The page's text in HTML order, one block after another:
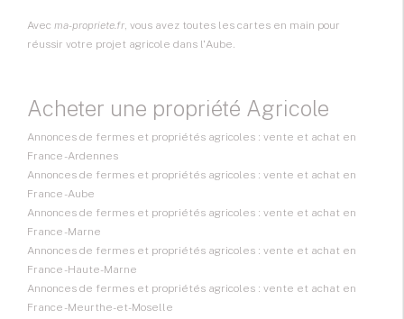
Avec ma-propriete.fr, vous avez toutes les cartes en main pour
réussir votre projet agricole dans l'Aube.
Acheter une propriété Agricole
Annonces de fermes et propriétés agricoles : vente et achat en
France - Ardennes
Annonces de fermes et propriétés agricoles : vente et achat en
France - Aube
Annonces de fermes et propriétés agricoles : vente et achat en
France - Marne
Annonces de fermes et propriétés agricoles : vente et achat en
France - Haute-Marne
Annonces de fermes et propriétés agricoles : vente et achat en
France - Meurthe-et-Moselle